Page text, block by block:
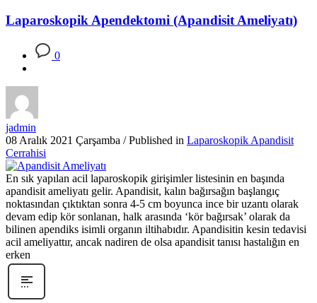
Laparoskopik Apendektomi (Apandisit Ameliyatı)
0
jadmin
08 Aralık 2021 Çarşamba / Published in Laparoskopik Apandisit
Cerrahisi
En sık yapılan acil laparoskopik girişimler listesinin en başında
apandisit ameliyatı gelir. Apandisit, kalın bağırsağın başlangıç
noktasından çıktıktan sonra 4-5 cm boyunca ince bir uzantı olarak
devam edip kör sonlanan, halk arasında ‘kör bağırsak’ olarak da
bilinen apendiks isimli organın iltihabıdır. Apandisitin kesin tedavisi
acil ameliyattır, ancak nadiren de olsa apandisit tanısı hastalığın en
erken